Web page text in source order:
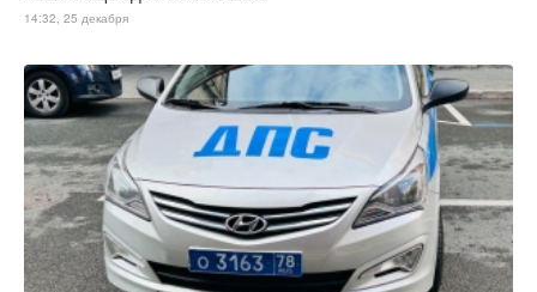
14:32, 25 декабря